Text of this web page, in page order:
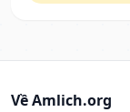
Về Amlich.org